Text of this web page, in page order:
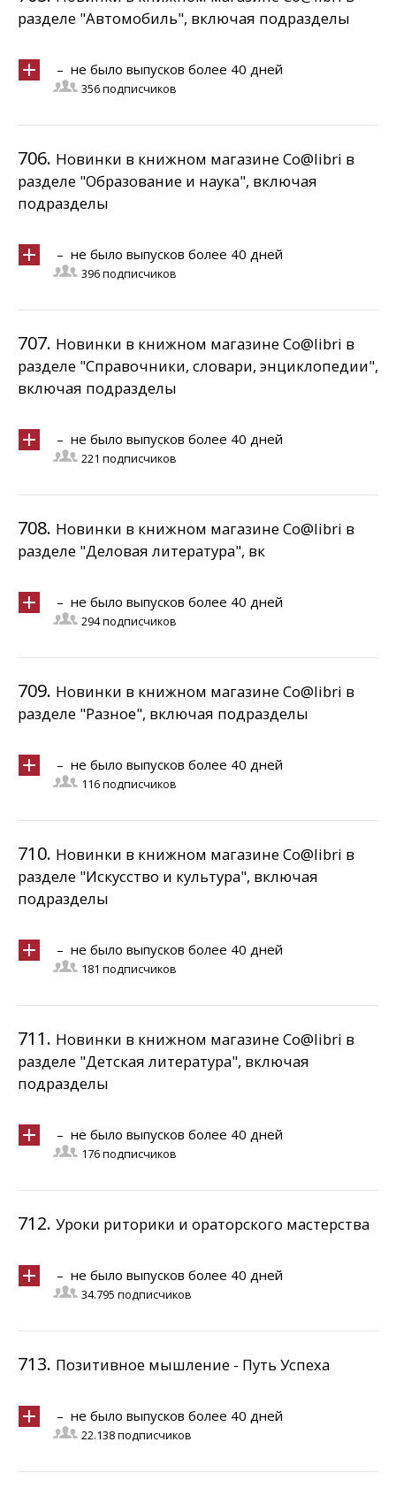
разделе "Автомобиль", включая подразделы
– не было выпусков более 40 дней
356 подписчиков
706. Новинки в книжном магазине Co@libri в
разделе "Образование и наука", включая
подразделы
– не было выпусков более 40 дней
396 подписчиков
707. Новинки в книжном магазине Co@libri в
разделе "Справочники, словари, энциклопедии",
включая подразделы
– не было выпусков более 40 дней
221 подписчиков
708. Новинки в книжном магазине Co@libri в
разделе "Деловая литература", вк
– не было выпусков более 40 дней
294 подписчиков
709. Новинки в книжном магазине Co@libri в
разделе "Разное", включая подразделы
– не было выпусков более 40 дней
116 подписчиков
710. Новинки в книжном магазине Co@libri в
разделе "Искусство и культура", включая
подразделы
– не было выпусков более 40 дней
181 подписчиков
711. Новинки в книжном магазине Co@libri в
разделе "Детская литература", включая
подразделы
– не было выпусков более 40 дней
176 подписчиков
712. Уроки риторики и ораторского мастерства
– не было выпусков более 40 дней
34.795 подписчиков
713. Позитивное мышление - Путь Успеха
– не было выпусков более 40 дней
22.138 подписчиков